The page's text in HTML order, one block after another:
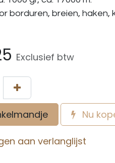
borduren, breien, haken,
Exclusief btw
Nu
aan verlanglijst